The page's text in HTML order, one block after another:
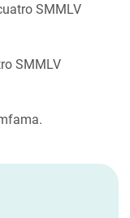
SMMLV
SMMLV